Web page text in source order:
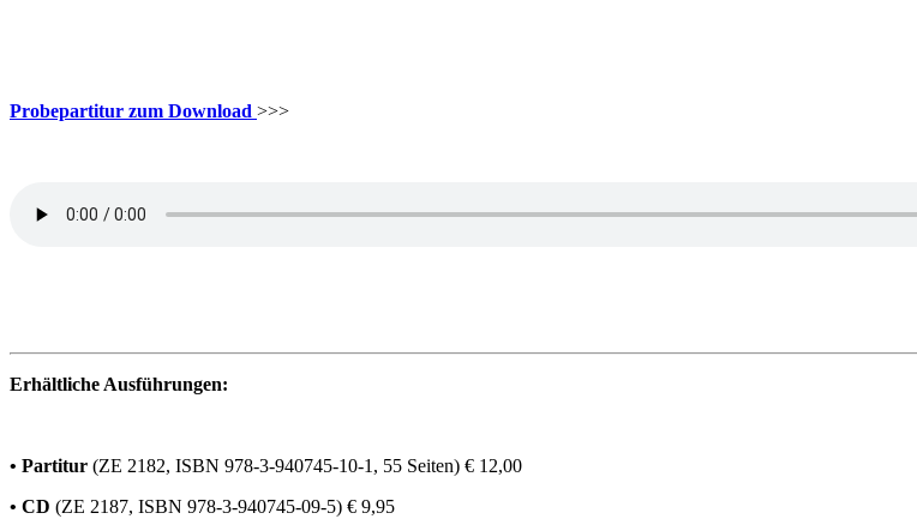
Probepartitur zum Download >>>
Erhältliche Ausführungen:
• Partitur (ZE 2182, ISBN 978-3-940745-10-1, 55 Seiten) € 12,00
• CD (ZE 2187, ISBN 978-3-940745-09-5) € 9,95